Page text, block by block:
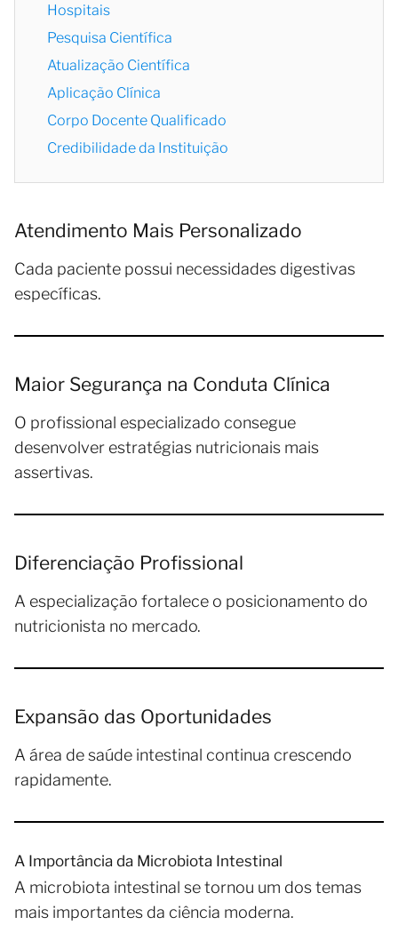
Hospitais
Pesquisa Científica
Atualização Científica
Aplicação Clínica
Corpo Docente Qualificado
Credibilidade da Instituição
Atendimento Mais Personalizado
Cada paciente possui necessidades digestivas
específicas.
Maior Segurança na Conduta Clínica
O profissional especializado consegue
desenvolver estratégias nutricionais mais
assertivas.
Diferenciação Profissional
A especialização fortalece o posicionamento do
nutricionista no mercado.
Expansão das Oportunidades
A área de saúde intestinal continua crescendo
rapidamente.
A Importância da Microbiota Intestinal
A microbiota intestinal se tornou um dos temas
mais importantes da ciência moderna.